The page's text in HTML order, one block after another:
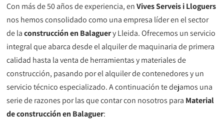
Con más de 50 años de experiencia, enVives Serveis i Lloguers
nos hemos consolidado como una empresa líder en el sector
de laconstrucción en Balaguery Lleida. Ofrecemos un servicio
integral que abarca desde el alquiler de maquinaria de primera
calidad hasta la venta de herramientas y materiales de
construcción, pasando por el alquiler de contenedores y un
servicio técnico especializado. A continuación te dejamos una
serie de razones por las que contar con nosotros para Material
de construcción en Balaguer: